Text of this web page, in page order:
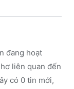
đang hoạt
liên quan đến
có 0 tin mới,